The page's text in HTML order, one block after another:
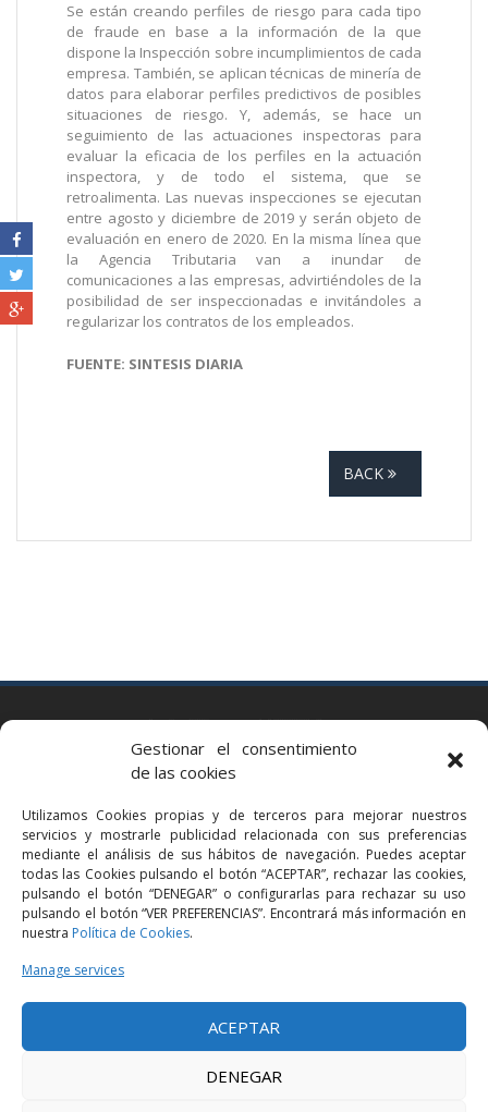
Gestionar el consentimiento
de las cookies
Utilizamos Cookies propias y de terceros para mejorar nuestros
servicios y mostrarle publicidad relacionada con sus preferencias
mediante el análisis de sus hábitos de navegación. Puedes aceptar
todas las Cookies pulsando el botón “ACEPTAR”, rechazar las cookies,
pulsando el botón “DENEGAR” o configurarlas para rechazar su uso
pulsando el botón “VER PREFERENCIAS”. Encontrará más información en
nuestra Política de Cookies.
Manage services
ACEPTAR
DENEGAR
Se están creando perfiles de riesgo para cada tipo
de fraude en base a la información de la que
dispone la Inspección sobre incumplimientos de cada
empresa. También, se aplican técnicas de minería de
datos para elaborar perfiles predictivos de posibles
situaciones de riesgo. Y, además, se hace un
seguimiento de las actuaciones inspectoras para
evaluar la eficacia de los perfiles en la actuación
inspectora, y de todo el sistema, que se
retroalimenta. Las nuevas inspecciones se ejecutan
entre agosto y diciembre de 2019 y serán objeto de
evaluación en enero de 2020. En la misma línea que
la Agencia Tributaria van a inundar de
comunicaciones a las empresas, advirtiéndoles de la
posibilidad de ser inspeccionadas e invitándoles a
regularizar los contratos de los empleados.
FUENTE: SINTESIS DIARIA
BACK
Via Augusta 2 bis, 3º, 08006 Barcelona
bcn@bellavistalegal.eu
GRANOLLERS
C/ Sant Jaume, 16 1r, 08401 Granollers (Bcn)
+34 93 860 39 60
grn@bellavistalegal.eu
MADRID
C/ Serrano 114, 2º izq. 28006 Madrid.
+34 91 431 98 21 | +34 91 431 98 95
mad@bellavistalegal.eu